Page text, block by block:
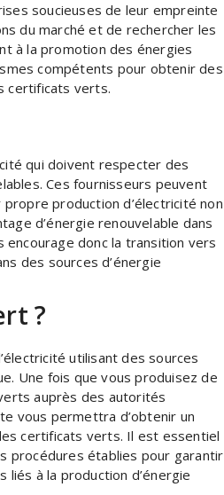
soucieuses de leur empreinte
du marché et de rechercher les
à la promotion des énergies
compétents pour obtenir des
certificats verts.
qui doivent respecter des
Ces fournisseurs peuvent
production d’électricité non
d’énergie renouvelable dans
donc la transition vers
des sources d’énergie
?
utilisant des sources
Une fois que vous produisez de
auprès des autorités
vous permettra d’obtenir un
certificats verts. Il est essentiel
procédures établies pour garantir
à la production d’énergie